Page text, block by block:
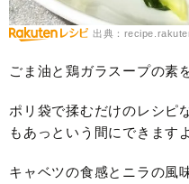
出典：
ごま油と鶏ガラスープの素
ポリ袋で揉むだけのレシピ
もあっという間にできます
キャベツの食感とニラの風